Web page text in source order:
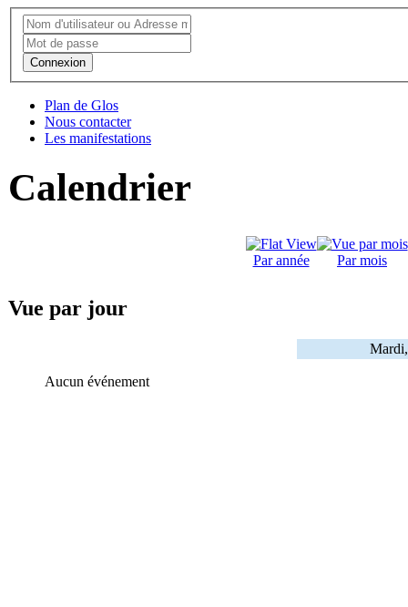
Connexion
Plan de Glos
Nous contacter
Les manifestations
Calendrier
Par année Par mois
Vue par jour
Aucun événement